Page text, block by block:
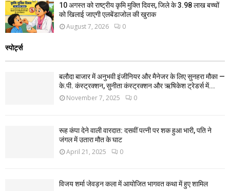
10 अगस्त को राष्ट्रीय कृमि मुक्ति दिवस, जिले के 3.98 लाख बच्चों
को खिलाई जाएगी एलबेंडाजोल की खुराक
August 7, 2026 0
स्पोर्ट्स
बलौदा बाजार में अनुभवी इंजीनियर और मैनेजर के लिए सुनहरा मौका —
के.पी. कंस्ट्रक्शन, सुनीता कंस्ट्रक्शन और ऋषिकेश ट्रेडर्स में...
November 7, 2025 0
रूह कंपा देने वाली वारदात: दसवीं पत्नी पर शक हुआ भारी, पति ने
जंगल में उतारा मौत के घाट
April 21, 2025 0
विजय शर्मा जेवड़न कला में आयोजित भागवत कथा में हुए शामिल